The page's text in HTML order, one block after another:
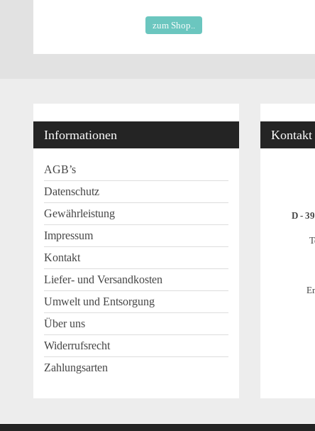
zum Shop..
Informationen
AGB’s
Datenschutz
Gewährleistung
Impressum
Kontakt
Liefer- und Versandkosten
Umwelt und Entsorgung
Über uns
Widerrufsrecht
Zahlungsarten
Kontakt
D -